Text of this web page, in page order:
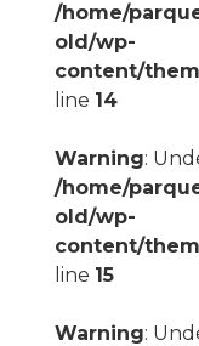
/home/
old/wp-
content/
line 14
Warning:
/home/
old/wp-
content/
line 15
Warning: